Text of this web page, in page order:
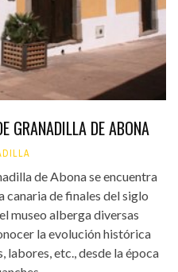
GRANADILLA DE ABONA
de Abona se encuentra
canaria de finales del siglo
museo alberga diversas
la evolución histórica
labores, etc., desde la época